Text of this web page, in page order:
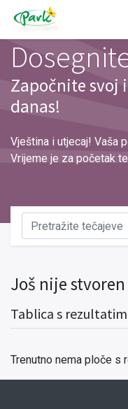
Započnite svoj
danas!
Vještina i utjecaj! Vaša
Vrijeme je za početak
Tablica s
Trenutno nema ploče s
Još nije